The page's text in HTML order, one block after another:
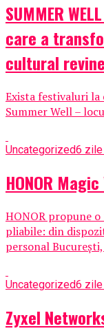
SUMMER
care a
cultural
Exista festivaluri
Summer Well –
Uncategorized6
HONOR
HONOR propune
pliabile: din
personal
Uncategorized6
Zyxel